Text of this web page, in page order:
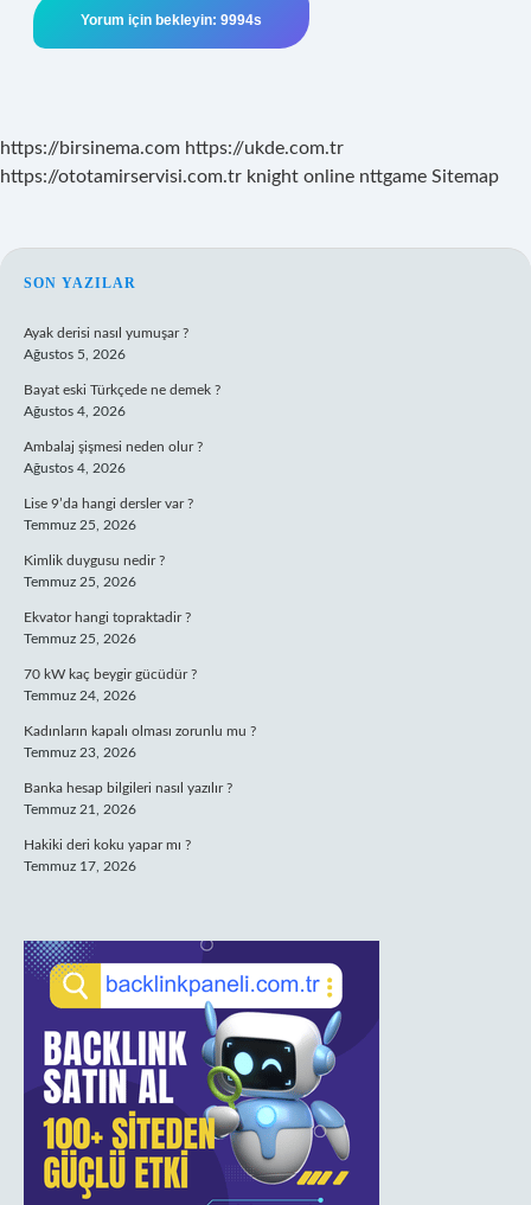
https://birsinema.com https://ukde.com.tr
https://ototamirservisi.com.tr knight online nttgame Sitemap
SIDEBAR
SON YAZILAR
Ayak derisi nasıl yumuşar ?
Ağustos 5, 2026
Bayat eski Türkçede ne demek ?
Ağustos 4, 2026
Ambalaj şişmesi neden olur ?
Ağustos 4, 2026
Lise 9’da hangi dersler var ?
Temmuz 25, 2026
Kimlik duygusu nedir ?
Temmuz 25, 2026
Ekvator hangi topraktadir ?
Temmuz 25, 2026
70 kW kaç beygir gücüdür ?
Temmuz 24, 2026
Kadınların kapalı olması zorunlu mu ?
Temmuz 23, 2026
Banka hesap bilgileri nasıl yazılır ?
Temmuz 21, 2026
Hakiki deri koku yapar mı ?
Temmuz 17, 2026